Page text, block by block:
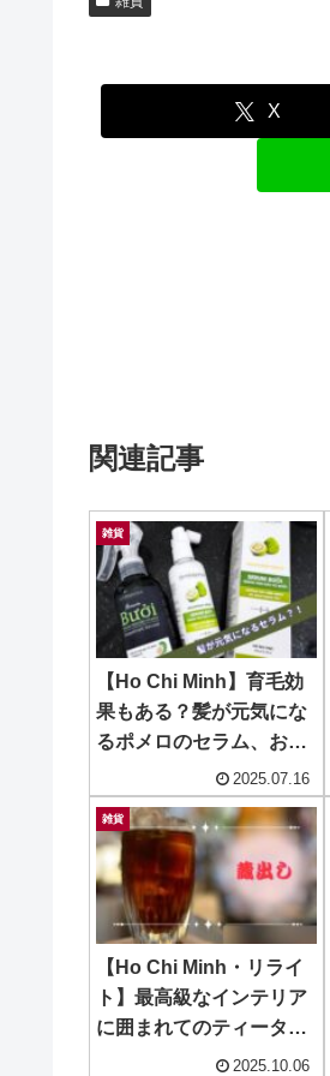
X
関連記事
雑貨
【Ho Chi Minh】育毛効
果もある？髪が元気にな
るポメロのセラム、お土
産にも！ ~ SERUM BUOI
2025.07.16
雑貨
【Ho Chi Minh・リライ
ト】最高級なインテリア
に囲まれてのティータイ
ムは価値有り？無し？ ~
2025.10.06